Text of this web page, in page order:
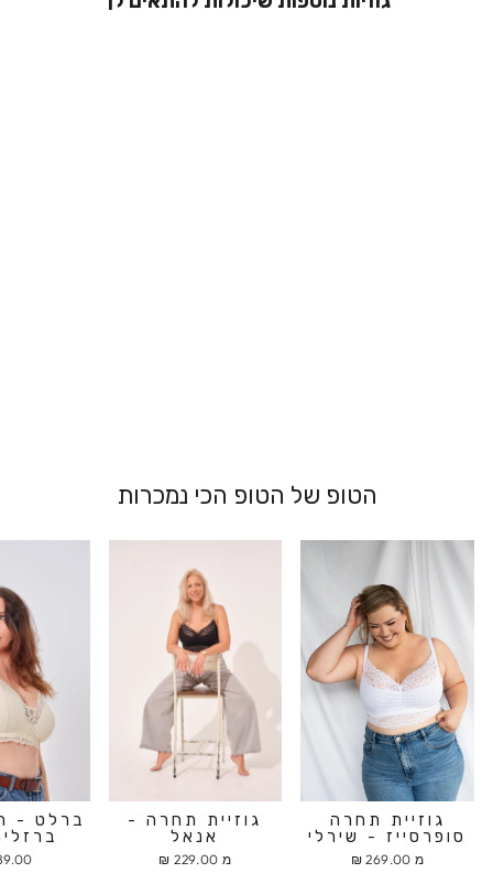
הטופ של הטופ הכי נמכרות
גוזיית תחרה
סופרסייז - שירלי
מ 269.00 ₪
גוזיית תחרה -
אנאל
מ 229.00 ₪
ברלט -
₪